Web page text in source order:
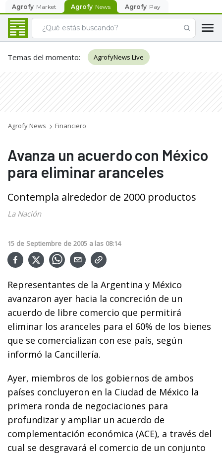
Agrofy Market Agrofy News Agrofy Pay
Temas del momento: AgrofyNews Live
Agrofy News Financiero
Avanza un acuerdo con México
para eliminar aranceles
Contempla alrededor de 2000 productos
La Nación
15 de Septiembre de 2005 a las 08:14
Representantes de la Argentina y México
avanzaron ayer hacia la concreción de un
acuerdo de libre comercio que permitirá
eliminar los aranceles para el 60% de los bienes
que se comercializan con ese país, según
informó la Cancillería.
Ayer, miembros de los gobiernos de ambos
países concluyeron en la Ciudad de México la
primera ronda de negociaciones para
profundizar y ampliar un acuerdo de
complementación económica (ACE), a través del
cual se desgravará el comercio de un conjunto